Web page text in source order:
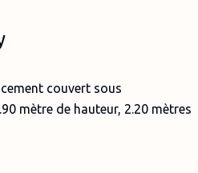
couvert sous
mètre de hauteur, 2.20 mètres